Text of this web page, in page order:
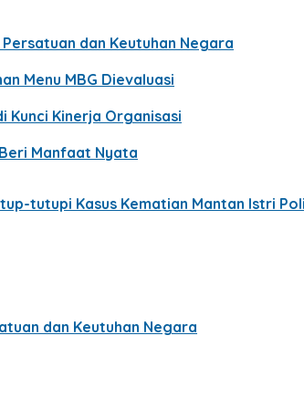
Persatuan dan Keutuhan Negara
Menu MBG Dievaluasi
Kunci Kinerja Organisasi
Manfaat Nyata
tutupi Kasus Kematian Mantan Istri
dan Keutuhan Negara